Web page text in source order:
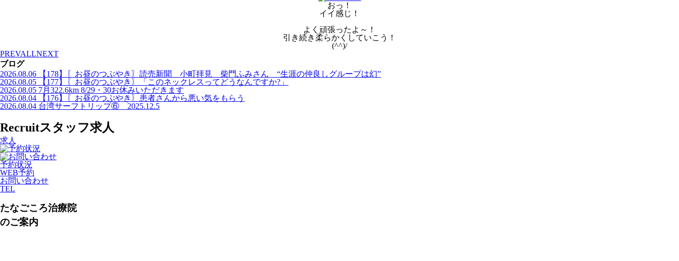
おっ！
イイ感じ！
よく頑張ったよ～！
引き続き柔らかくしていこう！
(^^)/
PREVALLNEXT
ブログ
2026.08.06
【178】〖お昼のつぶやき〗読売新聞 小町拝見 柴門ふみさん “生涯の仲良しグループは幻”
2026.08.05
【177】〖お昼のつぶやき〗「このネックレスってどうなんですか?」
2026.08.05 7月322.6km 8/29・30お休みいただきます
2026.08.04
【176】〖お昼のつぶやき〗患者さんから悪い気をもらう
2026.08.04 台湾サーフトリップ⑥ 2025.12.5
Recruitスタッフ求人
求人
予約状況
WEB予約
お問い合わせ
TEL
たなごころ治療院
のご案内